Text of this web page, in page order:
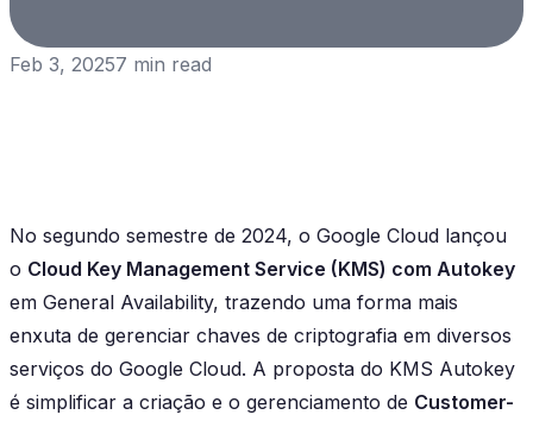
Feb 3, 20257 min read
No segundo semestre de 2024, o Google Cloud lançou
o Cloud Key Management Service (KMS) com Autokey
em General Availability, trazendo uma forma mais
enxuta de gerenciar chaves de criptografia em diversos
serviços do Google Cloud. A proposta do KMS Autokey
é simplificar a criação e o gerenciamento de Customer-